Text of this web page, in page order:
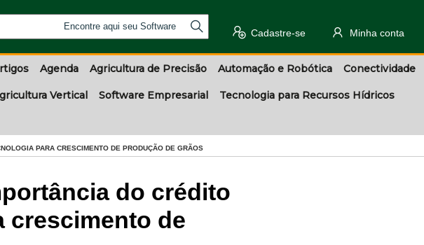
Encontre aqui seu Software
Cadastre-se Minha conta
Agenda Agricultura de Precisão Automação e Robótica Conectividade
Vertical Software Empresarial Tecnologia para Recursos Hídricos
PARA CRESCIMENTO DE PRODUÇÃO DE GRÃOS
do crédito
crescimento de